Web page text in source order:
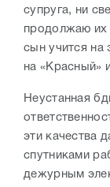
супруга, ни
продолжаю их
сын учится на
на «Красный»
Неустанная
эти качества
спутниками
дежурным